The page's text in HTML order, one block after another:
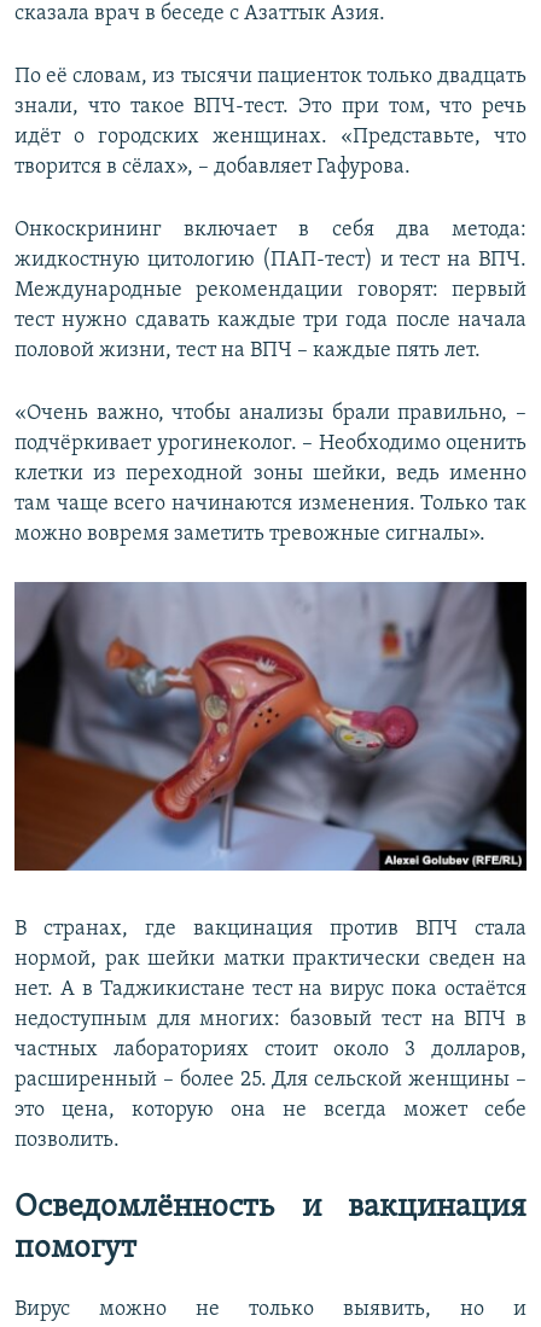
сказала врач в беседе с Азаттык Азия.
По её словам, из тысячи пациенток только двадцать
знали, что такое ВПЧ-тест. Это при том, что речь
идёт о городских женщинах. «Представьте, что
творится в сёлах», – добавляет Гафурова.
Онкоскрининг включает в себя два метода:
жидкостную цитологию (ПАП-тест) и тест на ВПЧ.
Международные рекомендации говорят: первый
тест нужно сдавать каждые три года после начала
половой жизни, тест на ВПЧ – каждые пять лет.
«Очень важно, чтобы анализы брали правильно, –
подчёркивает урогинеколог. – Необходимо оценить
клетки из переходной зоны шейки, ведь именно
там чаще всего начинаются изменения. Только так
можно вовремя заметить тревожные сигналы».
В странах, где вакцинация против ВПЧ стала
нормой, рак шейки матки практически сведен на
нет. А в Таджикистане тест на вирус пока остаётся
недоступным для многих: базовый тест на ВПЧ в
частных лабораториях стоит около 3 долларов,
расширенный – более 25. Для сельской женщины –
это цена, которую она не всегда может себе
позволить.
Осведомлённость и вакцинация
помогут
Вирус можно не только выявить, но и